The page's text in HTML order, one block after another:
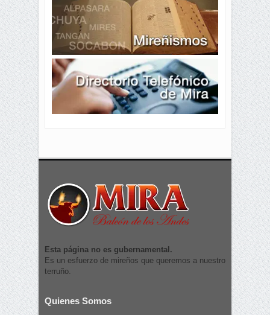
Esta página no es gubernamental.
Es un esfuerzo de mireños que queremos a nuestro
terruño.
Quienes Somos